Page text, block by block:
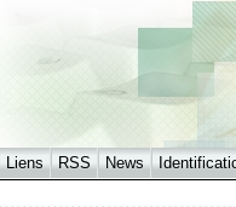
Liens RSS News